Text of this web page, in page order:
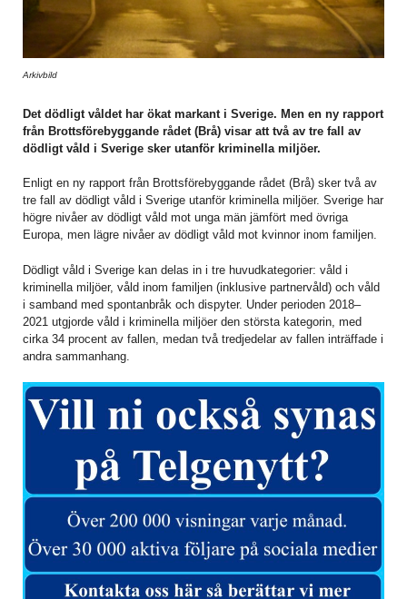
Arkivbild
Det dödligt våldet har ökat markant i Sverige. Men en ny rapport
från Brottsförebyggande rådet (Brå) visar att två av tre fall av
dödligt våld i Sverige sker utanför kriminella miljöer.
Enligt en ny rapport från Brottsförebyggande rådet (Brå) sker två av
tre fall av dödligt våld i Sverige utanför kriminella miljöer. Sverige har
högre nivåer av dödligt våld mot unga män jämfört med övriga
Europa, men lägre nivåer av dödligt våld mot kvinnor inom familjen.
Dödligt våld i Sverige kan delas in i tre huvudkategorier: våld i
kriminella miljöer, våld inom familjen (inklusive partnervåld) och våld
i samband med spontanbråk och dispyter. Under perioden 2018–
2021 utgjorde våld i kriminella miljöer den största kategorin, med
cirka 34 procent av fallen, medan två tredjedelar av fallen inträffade i
andra sammanhang.